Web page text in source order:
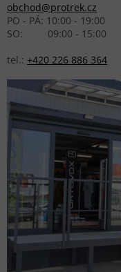
obchod@protrek.cz
PO - PÁ: 10:00 - 19:00
SO: 09:00 - 15:00
tel.: +420 226 886 364